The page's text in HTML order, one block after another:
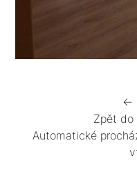
←
Zpět do
Automatické